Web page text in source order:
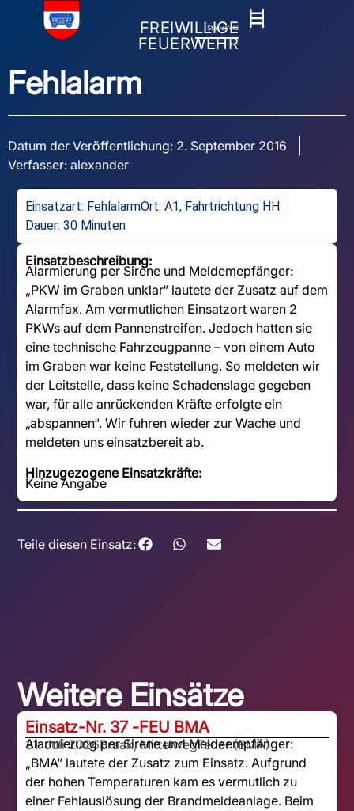
FREIWILLIGE
FEUERWEHR
Stapelfeld
Fehlalarm
Datum der Veröffentlichung: 2. September 2016
Verfasser: alexander
Einsatzart: FehlalarmOrt: A1, Fahrtrichtung HH
Dauer: 30 Minuten
Einsatzbeschreibung:
Alarmierung per Sirene und Meldemepfänger:
„PKW im Graben unklar“ lautete der Zusatz auf dem
Alarmfax. Am vermutlichen Einsatzort waren 2
PKWs auf dem Pannenstreifen. Jedoch hatten sie
eine technische Fahrzeugpanne – von einem Auto
im Graben war keine Feststellung. So meldeten wir
der Leitstelle, dass keine Schadenslage gegeben
war, für alle anrückenden Kräfte erfolgte ein
„abspannen“. Wir fuhren wieder zur Wache und
meldeten uns einsatzbereit ab.
Hinzugezogene Einsatzkräfte:
Keine Angabe
Teile diesen Einsatz:
Weitere Einsätze
Einsatz-Nr. 37 -FEU BMA
31. Juli 2026Braak, MittelwegFeuer (BMA)
Alarmierung per Sirene und Meldeempfänger:
„BMA“ lautete der Zusatz zum Einsatz. Aufgrund
der hohen Temperaturen kam es vermutlich zu
einer Fehlauslösung der Brandmeldeanlage. Beim